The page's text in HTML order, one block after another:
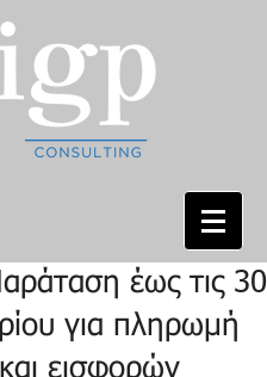
έως τις 30
για πληρωμή
εισφορών